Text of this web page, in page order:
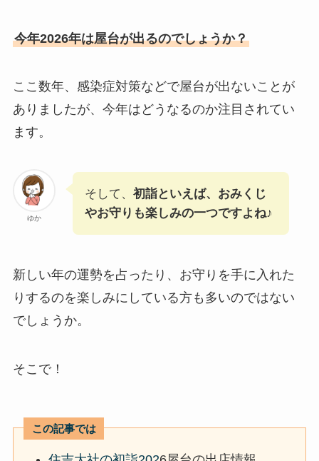
今年2026年は屋台が出るのでしょうか？
ここ数年、感染症対策などで屋台が出ないことが
ありましたが、今年はどうなるのか注目されてい
ます。
ゆか
そして、 初詣といえば、おみくじ
やお守りも楽しみの一つですよね♪
新しい年の運勢を占ったり、お守りを手に入れた
りするのを楽しみにしている方も多いのではない
でしょうか。
そこで！
この記事では